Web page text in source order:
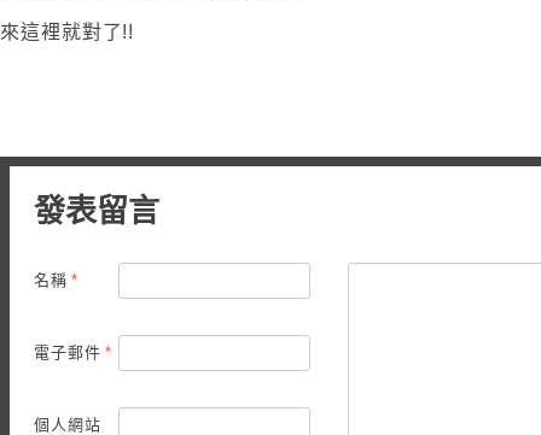
來這裡就對了!!
發表留言
名稱 *
電子郵件 *
個人網站